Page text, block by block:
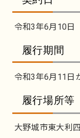
令和3年6月10日
履行期間
令和3年6月11日
履行場所等
大野城市東大利